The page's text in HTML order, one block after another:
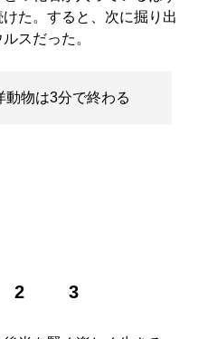
た。すると、次に掘り出
スだった。
動物は3分で終わる
2 3
@kobayashiteiji